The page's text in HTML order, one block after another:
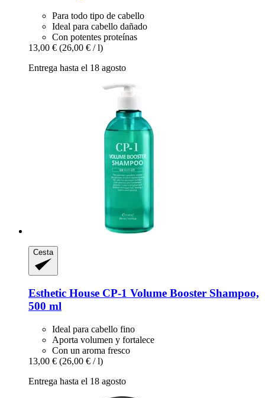
Para todo tipo de cabello
Ideal para cabello dañado
Con potentes proteínas
13,00 € (26,00 € / l)
Entrega hasta el 18 agosto
Cesta
Esthetic House CP-​1 Volume Booster Shampoo,
500 ml
Ideal para cabello fino
Aporta volumen y fortalece
Con un aroma fresco
13,00 € (26,00 € / l)
Entrega hasta el 18 agosto